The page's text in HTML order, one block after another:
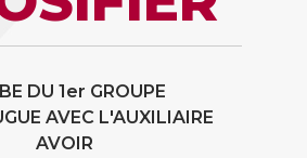
DU 1er GROUPE
AVEC L'AUXILIAIRE
AVOIR